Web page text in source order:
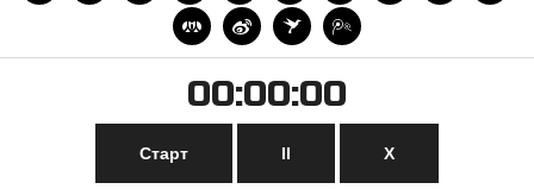
00:00:00
Старт II Х